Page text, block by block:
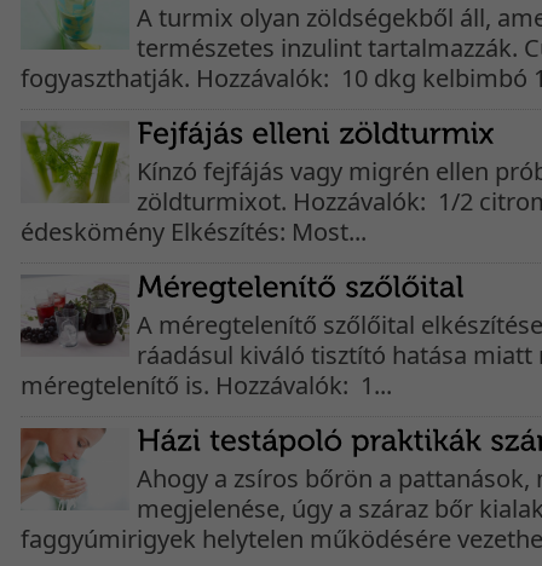
A turmix olyan zöldségekből áll,
természetes inzulint tartalmazzák.
fogyaszthatják. Hozzávalók: 10 dkg kelbimbó
Kínzó fejfájás vagy migrén ellen
zöldturmixot. Hozzávalók: 1/2
édeskömény Elkészítés: Most...
A méregtelenítő szőlőital
ráadásul kiváló tisztító hatása miatt
méregtelenítő is. Hozzávalók: 1...
Ahogy a zsíros bőrön a pattanások,
megjelenése, úgy a száraz bőr
faggyúmirigyek helytelen működésére